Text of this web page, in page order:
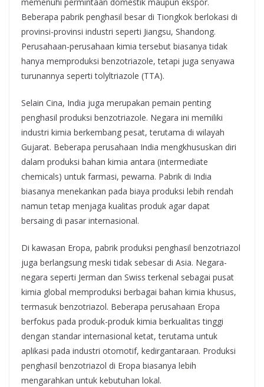
Beberapa pabrik penghasil besar di Tiongkok berlokasi di
provinsi-provinsi industri seperti Jiangsu, Shandong.
Perusahaan-perusahaan kimia tersebut biasanya tidak
hanya memproduksi benzotriazole, tetapi juga senyawa
turunannya seperti tolyltriazole (TTA).
Selain Cina, India juga merupakan pemain penting
penghasil produksi benzotriazole. Negara ini memiliki
industri kimia berkembang pesat, terutama di wilayah
Gujarat. Beberapa perusahaan India mengkhususkan diri
dalam produksi bahan kimia antara (intermediate
chemicals) untuk farmasi, pewarna. Pabrik di India
biasanya menekankan pada biaya produksi lebih rendah
namun tetap menjaga kualitas produk agar dapat
bersaing di pasar internasional.
Di kawasan Eropa, pabrik produksi penghasil benzotriazol
juga berlangsung meski tidak sebesar di Asia. Negara-
negara seperti Jerman dan Swiss terkenal sebagai pusat
kimia global memproduksi berbagai bahan kimia khusus,
termasuk benzotriazol. Beberapa perusahaan Eropa
berfokus pada produk-produk kimia berkualitas tinggi
dengan standar internasional ketat, terutama untuk
aplikasi pada industri otomotif, kedirgantaraan. Produksi
penghasil benzotriazol di Eropa biasanya lebih
mengarahkan untuk kebutuhan lokal.